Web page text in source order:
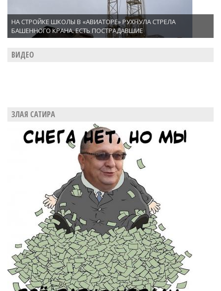
НА СТРОЙКЕ ШКОЛЫ В «АВИАТОРЕ» РУХНУЛА СТРЕЛА
БАШЕННОГО КРАНА. ЕСТЬ ПОСТРАДАВШИЕ
ВИДЕО
ЗЛАЯ САТИРА